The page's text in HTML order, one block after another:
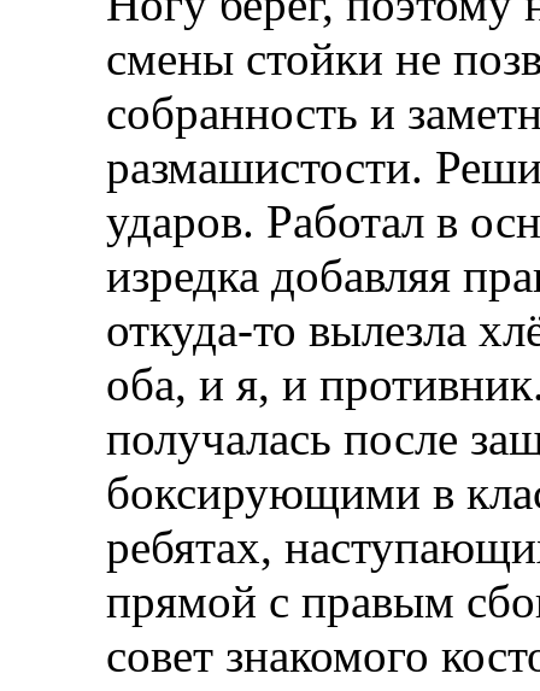
смены стойки не
собранность и
размашистости.
ударов. Работал в
изредка добавляя
откуда-то вылезла
оба, и я, и
получалась после
боксирующими в
ребятах,
прямой с правым
совет знакомого